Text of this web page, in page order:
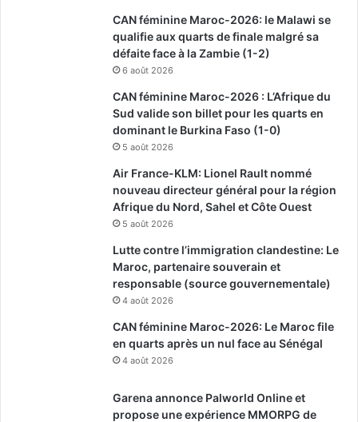
CAN féminine Maroc-2026: le Malawi se
qualifie aux quarts de finale malgré sa
défaite face à la Zambie (1-2)
6 août 2026
CAN féminine Maroc-2026 : L’Afrique du
Sud valide son billet pour les quarts en
dominant le Burkina Faso (1-0)
5 août 2026
Air France-KLM: Lionel Rault nommé
nouveau directeur général pour la région
Afrique du Nord, Sahel et Côte Ouest
5 août 2026
Lutte contre l’immigration clandestine: Le
Maroc, partenaire souverain et
responsable (source gouvernementale)
4 août 2026
CAN féminine Maroc-2026: Le Maroc file
en quarts après un nul face au Sénégal
4 août 2026
Garena annonce Palworld Online et
propose une expérience MMORPG de